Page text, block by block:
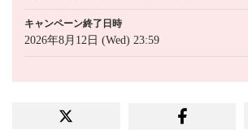
キャンペーン終了日時
2026年8月12日 (Wed) 23:59